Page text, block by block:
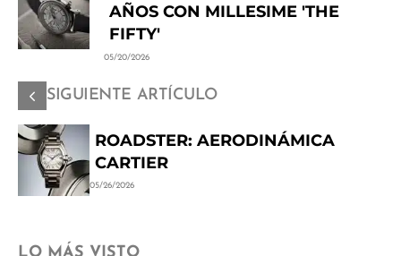
AÑOS CON MILLESIME 'THE
FIFTY'
05/20/2026
SIGUIENTE ARTÍCULO
ROADSTER: AERODINÁMICA
CARTIER
05/26/2026
LO MÁS VISTO